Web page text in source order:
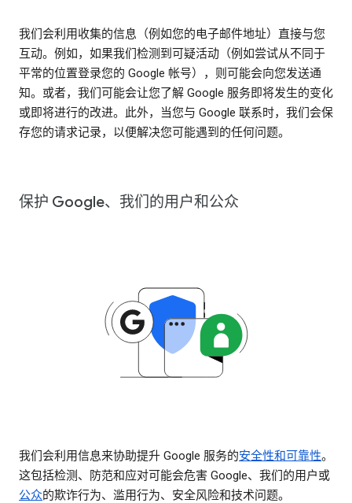
我们会利用收集的信息（例如您的电子邮件地址）直接与您
互动。例如，如果我们检测到可疑活动（例如尝试从不同于
平常的位置登录您的 Google 帐号），则可能会向您发送通
知。或者，我们可能会让您了解 Google 服务即将发生的变化
或即将进行的改进。此外，当您与 Google 联系时，我们会保
存您的请求记录，以便解决您可能遇到的任何问题。
保护 Google、我们的用户和公众
我们会利用信息来协助提升 Google 服务的安全性和可靠性。
这包括检测、防范和应对可能会危害 Google、我们的用户或
公众的欺诈行为、滥用行为、安全风险和技术问题。